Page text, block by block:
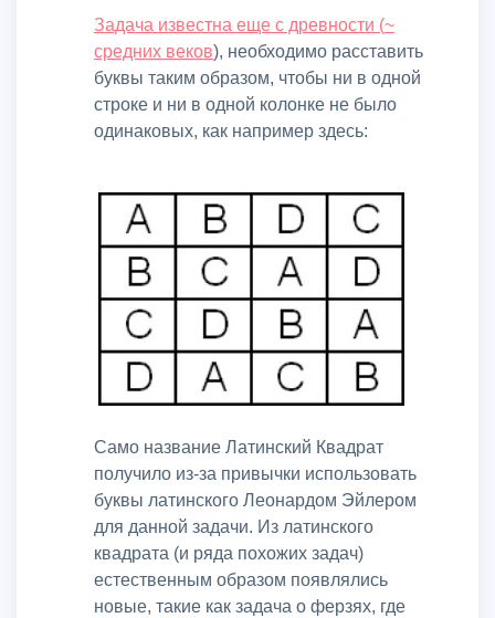
Задача известна еще с древности (~
средних веков), необходимо расставить
буквы таким образом, чтобы ни в одной
строке и ни в одной колонке не было
одинаковых, как например здесь:
Само название Латинский Квадрат
получило из-за привычки использовать
буквы латинского Леонардом Эйлером
для данной задачи. Из латинского
квадрата (и ряда похожих задач)
естественным образом появлялись
новые, такие как задача о ферзях, где